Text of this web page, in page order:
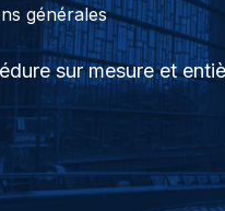
générales
sur mesure et